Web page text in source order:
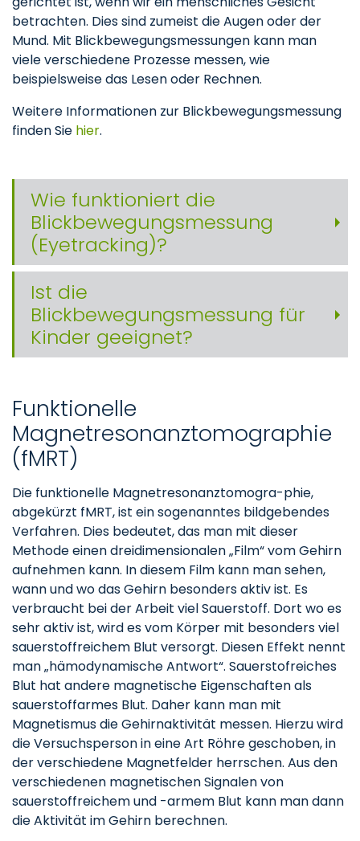
betrachten. Dies sind zumeist die Augen oder der
Mund. Mit Blickbewegungsmessungen kann man
viele verschiedene Prozesse messen, wie
beispielsweise das Lesen oder Rechnen.
Weitere Informationen zur Blickbewegungsmessung
finden Sie hier.
Wie funktioniert die
Blickbewegungsmessung
(Eyetracking)?
Ist die
Blickbewegungsmessung für
Kinder geeignet?
Funktionelle
Magnetresonanztomographie
(fMRT)
Die funktionelle Magnetresonanztomogra-phie,
abgekürzt fMRT, ist ein sogenanntes bildgebendes
Verfahren. Dies bedeutet, das man mit dieser
Methode einen dreidimensionalen „Film“ vom Gehirn
aufnehmen kann. In diesem Film kann man sehen,
wann und wo das Gehirn besonders aktiv ist. Es
verbraucht bei der Arbeit viel Sauerstoff. Dort wo es
sehr aktiv ist, wird es vom Körper mit besonders viel
sauerstoffreichem Blut versorgt. Diesen Effekt nennt
man „hämodynamische Antwort“. Sauerstofreiches
Blut hat andere magnetische Eigenschaften als
sauerstoffarmes Blut. Daher kann man mit
Magnetismus die Gehirnaktivität messen. Hierzu wird
die Versuchsperson in eine Art Röhre geschoben, in
der verschiedene Magnetfelder herrschen. Aus den
verschiedenen magnetischen Signalen von
sauerstoffreichem und -armem Blut kann man dann
die Aktivität im Gehirn berechnen.